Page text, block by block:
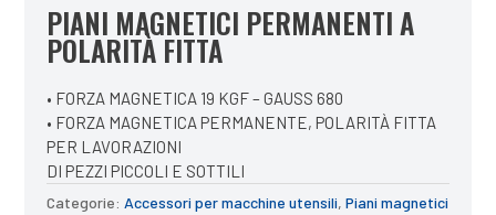
PIANI MAGNETICI PERMANENTI A
POLARITÀ FITTA
• FORZA MAGNETICA 19 KGF – GAUSS 680
• FORZA MAGNETICA PERMANENTE, POLARITÀ FITTA
PER LAVORAZIONI
DI PEZZI PICCOLI E SOTTILI
Categorie: Accessori per macchine utensili,Piani magnetici